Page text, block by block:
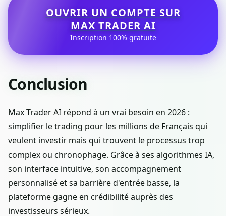
OUVRIR UN COMPTE SUR
MAX TRADER AI
Inscription 100% gratuite
Conclusion
Max Trader AI répond à un vrai besoin en 2026 :
simplifier le trading pour les millions de Français qui
veulent investir mais qui trouvent le processus trop
complex ou chronophage. Grâce à ses algorithmes IA,
son interface intuitive, son accompagnement
personnalisé et sa barrière d'entrée basse, la
plateforme gagne en crédibilité auprès des
investisseurs sérieux.